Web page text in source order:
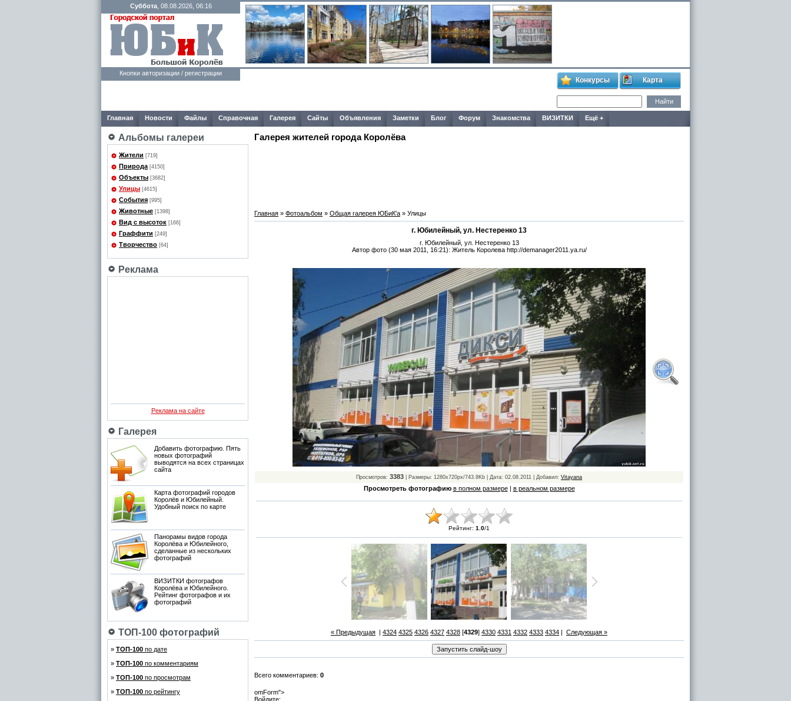
Суббота, 08.08.2026, 06:16
Кнопки авторизации / регистрации
Конкурсы Карта
Главная Новости Файлы Справочная Галерея Сайты Объявления Заметки Блог Форум Знакомства ВИЗИТКИ Ещё +
Альбомы галереи
Жители [719]
Природа [4150]
Объекты [3682]
Улицы [4615]
События [995]
Животные [1398]
Вид с высоток [166]
Граффити [249]
Творчество [64]
Реклама
Реклама на сайте
Галерея
Добавить фотографию. Пять
новых фотографий
выводятся на всех страницах
сайта
Карта фотографий городов
Королёв и Юбилейный.
Удобный поиск по карте
Панорамы видов города
Королёва и Юбилейного,
сделанные из нескольких
фотографий
ВИЗИТКИ фотографов
Королёва и Юбилейного.
Рейтинг фотографов и их
фотографий
ТОП-100 фотографий
» ТОП-100 по дате
» ТОП-100 по комментариям
» ТОП-100 по просмотрам
» ТОП-100 по рейтингу
Галерея жителей города Королёва
Главная » Фотоальбом » Общая галерея ЮБиК'a » Улицы
г. Юбилейный, ул. Нестеренко 13
г. Юбилейный, ул. Нестеренко 13
Автор фото (30 мая 2011, 16:21): Житель Королева http://demanager2011.ya.ru/
Просмотров: 3383 | Размеры: 1280x720px/743.8Kb | Дата: 02.08.2011 | Добавил: Vitayana
Просмотреть фотографию в полном размере| в реальном размере
Рейтинг: 1.0/1
« Предыдущая | 4324 4325 4326 4327 4328 [4329] 4330 4331 4332 4333 4334 | Следующая »
Всего комментариев: 0
omForm">
Войдите: